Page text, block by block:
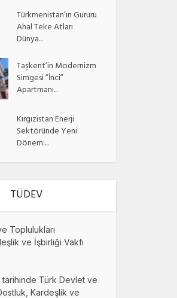
Türkmenistan’ın Gururu
Ahal Teke Atları
Dünya...
Taşkent’in Modernizm
Simgesi “İnci”
Apartmanı...
Kırgızistan Enerji
Sektöründe Yeni
Dönem:...
TÜDEV
Toplulukları
ve İşbirliği Vakfı
tarihinde Türk Devlet ve
Kardeşlik ve